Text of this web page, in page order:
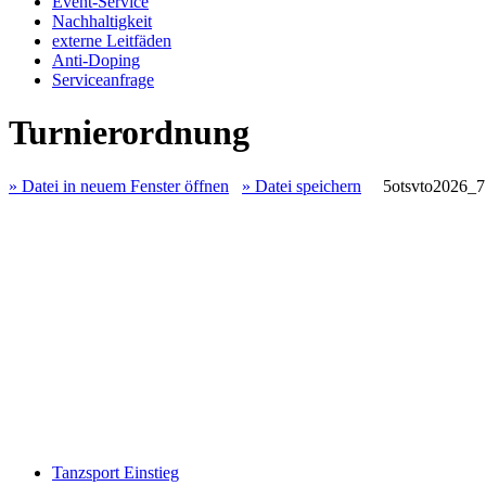
Nachhaltigkeit
externe Leitfäden
Anti-Doping
Serviceanfrage
Turnierordnung
» Datei in neuem Fenster öffnen » Datei speichern
Tanzsport Einstieg